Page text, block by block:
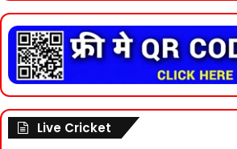
Live Cricket